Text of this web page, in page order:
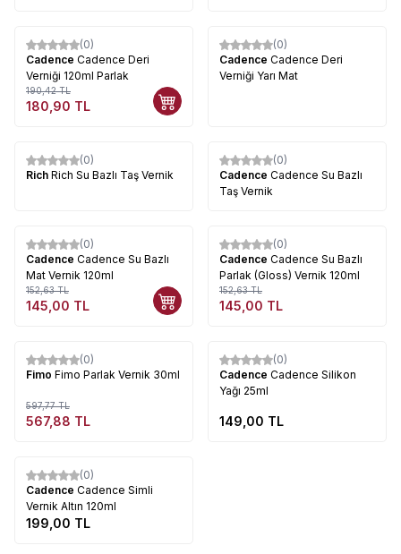
%5
(0)
Cadence Cadence Deri
Verniği 120ml Parlak
190,42TL
180,90 TL
(0)
Cadence Cadence Deri
Verniği Yarı Mat
(0)
Rich Rich Su Bazlı Taş Vernik
(0)
Cadence Cadence Su Bazlı
Taş Vernik
%5
(0)
Cadence Cadence Su Bazlı
Mat Vernik 120ml
152,63TL
145,00 TL
%5
(0)
Cadence Cadence Su Bazlı
Parlak (Gloss) Vernik 120ml
152,63TL
145,00 TL
%5
(0)
Fimo Fimo Parlak Vernik 30ml
597,77TL
567,88 TL
(0)
Cadence Cadence Silikon
Yağı 25ml
149,00 TL
(0)
Cadence Cadence Simli
Vernik Altın 120ml
199,00 TL